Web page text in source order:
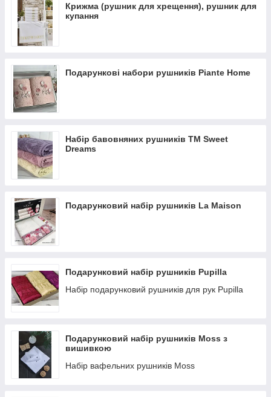
Крижма (рушник для хрещення), рушник для
купання
Подарункові набори рушників Piante Home
Набір бавовняних рушників ТМ Sweet
Dreams
Подарунковий набір рушників La Maison
Подарунковий набір рушників Pupilla
Набір подарунковий рушників для рук Pupilla
Подарунковий набір рушників Moss з
вишивкою
Набір вафельних рушників Moss